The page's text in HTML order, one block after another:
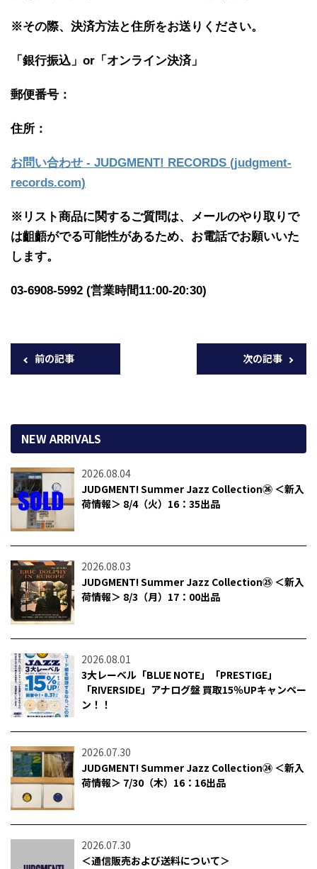
※その際、決済方法と住所をお送りください。
「銀行振込」or「 オンライン決済」
郵便番号：
住所：
お問い合わせ - JUDGMENT! RECORDS (judgment-
records.com)
※リスト商品に関するご質問は、メールのやり取りで
は齟齬がでる可能性があるため、お電話でお願いいた
します。
03-6908-5992 (営業時間11:00-20:30)
前の記事 次の記事
NEW ARRIVALS
2026.08.04
JUDGMENT! Summer Jazz Collection㉖ ＜新入
荷情報＞ 8/4（火）16：35出品
2026.08.03
JUDGMENT! Summer Jazz Collection㉕ ＜新入
荷情報＞ 8/3（月）17：00出品
2026.08.01
3大レーベル「BLUE NOTE」「PRESTIGE」
「RIVERSIDE」アナログ盤 買取15％UPキャンペー
ン！！
2026.07.30
JUDGMENT! Summer Jazz Collection㉔ ＜新入
荷情報＞ 7/30（木）16：16出品
2026.07.30
＜通信販売および送料について＞